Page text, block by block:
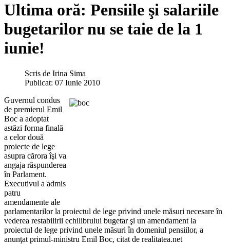
Ultima oră: Pensiile şi salariile
bugetarilor nu se taie de la 1
iunie!
Scris de Irina Sima
Publicat: 07 Iunie 2010
Guvernul condus
de premierul Emil
Boc a adoptat
astăzi forma finală
a celor două
proiecte de lege
asupra cărora îşi va
angaja răspunderea
în Parlament.
Executivul a admis
patru
amendamente ale
parlamentarilor la proiectul de lege privind unele măsuri necesare în
vederea restabilirii echilibrului bugetar şi un amendament la
proiectul de lege privind unele măsuri în domeniul pensiilor, a
anunţat primul-ministru Emil Boc, citat de realitatea.net